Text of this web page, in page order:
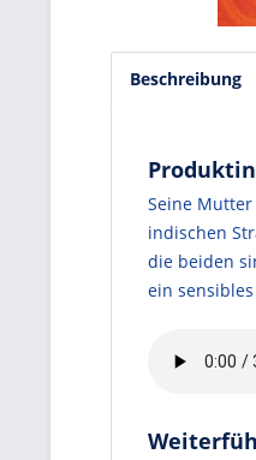
Beschreibung
Seine
indischen
die beiden
ein